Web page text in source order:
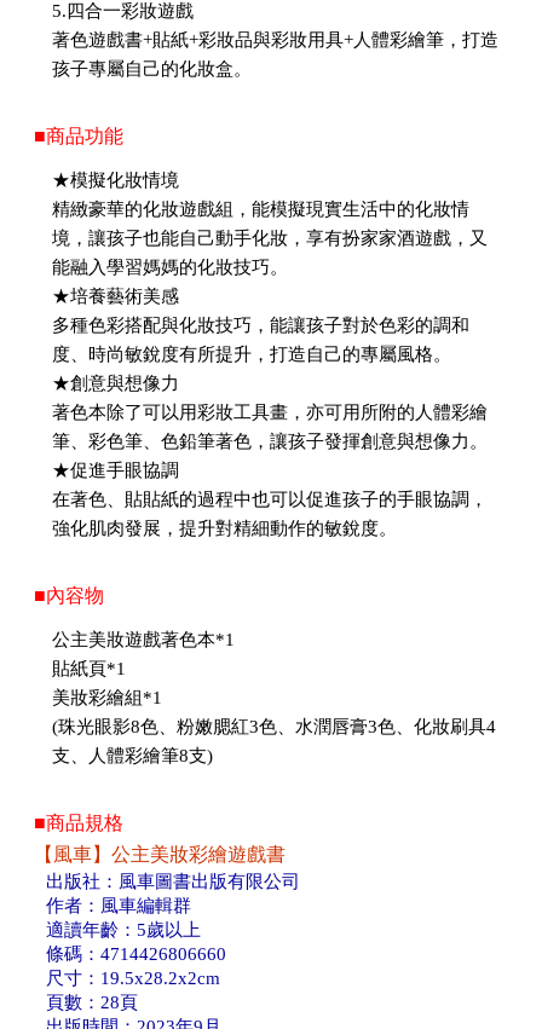
5.四合一彩妝遊戲
著色遊戲書+貼紙+彩妝品與彩妝用具+人體彩繪筆，打造
孩子專屬自己的化妝盒。
■商品功能
★模擬化妝情境
精緻豪華的化妝遊戲組，能模擬現實生活中的化妝情
境，讓孩子也能自己動手化妝，享有扮家家酒遊戲，又
能融入學習媽媽的化妝技巧。
★培養藝術美感
多種色彩搭配與化妝技巧，能讓孩子對於色彩的調和
度、時尚敏銳度有所提升，打造自己的專屬風格。
★創意與想像力
著色本除了可以用彩妝工具畫，亦可用所附的人體彩繪
筆、彩色筆、色鉛筆著色，讓孩子發揮創意與想像力。
★促進手眼協調
在著色、貼貼紙的過程中也可以促進孩子的手眼協調，
強化肌肉發展，提升對精細動作的敏銳度。
■內容物
公主美妝遊戲著色本*1
貼紙頁*1
美妝彩繪組*1
(珠光眼影8色、粉嫩腮紅3色、水潤唇膏3色、化妝刷具4
支、人體彩繪筆8支)
■商品規格
【風車】公主美妝彩繪遊戲書
出版社：風車圖書出版有限公司
作者：風車編輯群
適讀年齡：5歲以上
條碼：4714426806660
尺寸：19.5x28.2x2cm
頁數：28頁